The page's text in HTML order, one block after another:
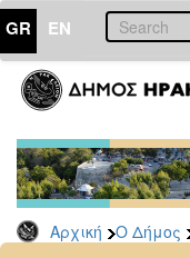
GR EN
Αρχική Ο Δήμος
ΔΗΜΟΣ
Δελτία
Τύπου
Αρχείο
2026